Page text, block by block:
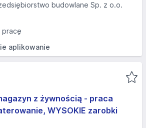
budowlane Sp. z o.o.
pracę
aplikowanie
z żywnością - praca
WYSOKIE zarobki